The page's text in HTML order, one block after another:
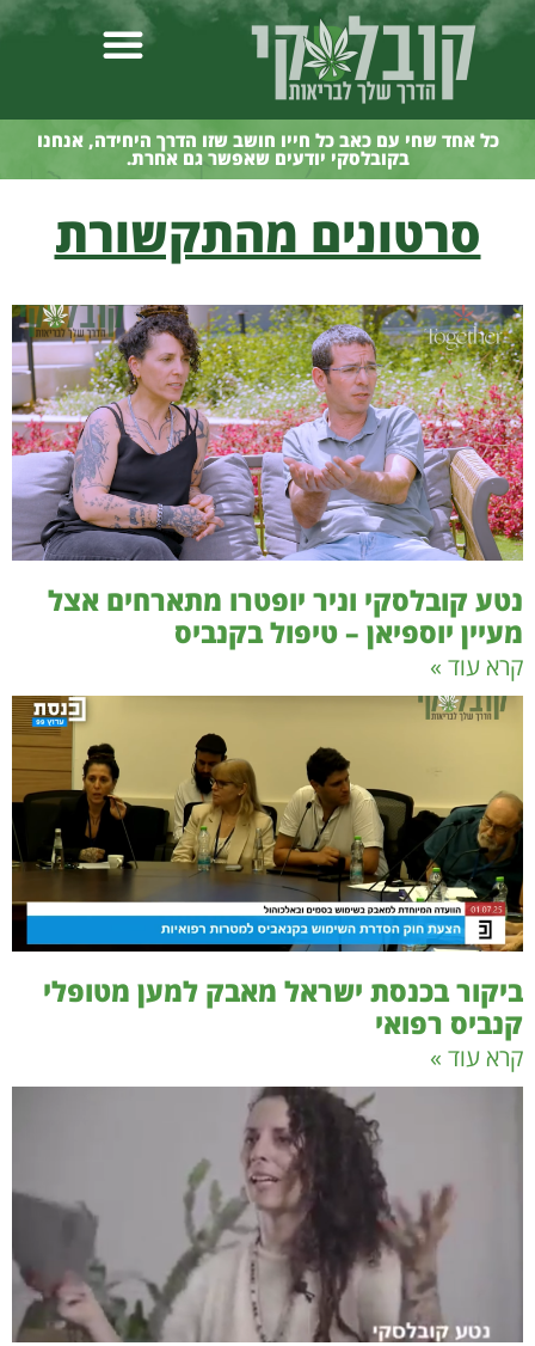
כל אחד שחי עם כאב כל חייו חושב שזו הדרך היחידה, אנחנו
בקובלסקי יודעים שאפשר גם אחרת.
סרטונים מהתקשורת
נטע קובלסקי וניר יופטרו מתארחים אצל
מעיין יוספיאן – טיפול בקנביס
קרא עוד »
ביקור בכנסת ישראל מאבק למען מטופלי
קנביס רפואי
קרא עוד »